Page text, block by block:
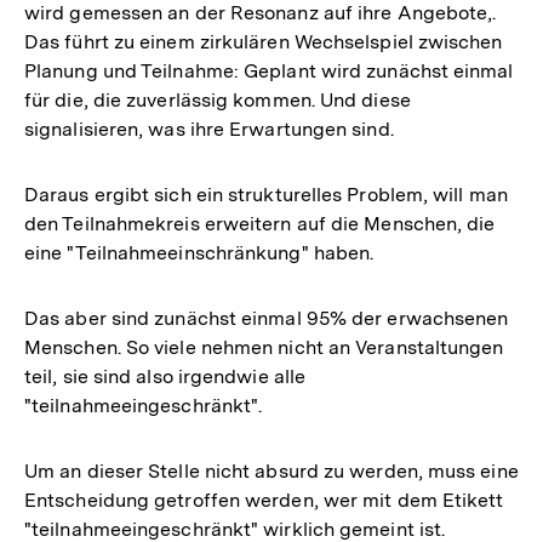
wird gemessen an der Resonanz auf ihre Angebote,.
Das führt zu einem zirkulären Wechselspiel zwischen
Planung und Teilnahme: Geplant wird zunächst einmal
für die, die zuverlässig kommen. Und diese
signalisieren, was ihre Erwartungen sind.
Daraus ergibt sich ein strukturelles Problem, will man
den Teilnahmekreis erweitern auf die Menschen, die
eine "Teilnahmeeinschränkung" haben.
Das aber sind zunächst einmal 95% der erwachsenen
Menschen. So viele nehmen nicht an Veranstaltungen
teil, sie sind also irgendwie alle
"teilnahmeeingeschränkt".
Um an dieser Stelle nicht absurd zu werden, muss eine
Entscheidung getroffen werden, wer mit dem Etikett
"teilnahmeeingeschränkt" wirklich gemeint ist.